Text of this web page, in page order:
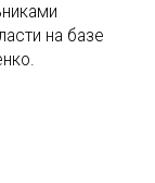
на базе